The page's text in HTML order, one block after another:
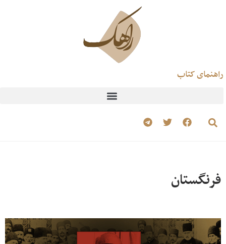
راهنمای کتاب
فرنگستان